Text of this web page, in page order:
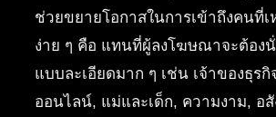
ช่วยขยายโอกาสในการเข้าถึงคนที่
ง่าย ๆ คือ แทนที่ผู้ลงโฆษณาจะต้องนั่
แบบละเอียดมาก ๆ เช่น เจ้าของธุร
ออนไลน์, แม่และเด็ก, ความงาม, อ